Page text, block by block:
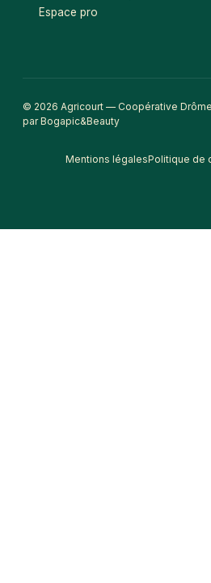
Espace pro
© 2026 Agricourt — Coopérative
par Bogapic&Beauty
Mentions légalesPolitique de